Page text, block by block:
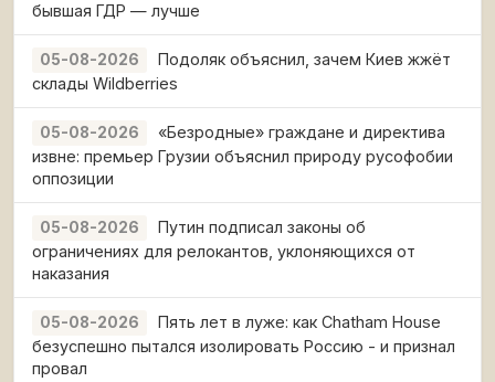
бывшая ГДР — лучше
05-08-2026
Подоляк объяснил, зачем Киев жжёт
склады Wildberries
05-08-2026
«Безродные» граждане и директива
извне: премьер Грузии объяснил природу русофобии
оппозиции
05-08-2026
Путин подписал законы об
ограничениях для релокантов, уклоняющихся от
наказания
05-08-2026
Пять лет в луже: как Chatham House
безуспешно пытался изолировать Россию - и признал
провал